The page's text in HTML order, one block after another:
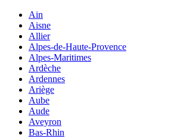
Ain
Aisne
Allier
Alpes-de-Haute-Provence
Alpes-Maritimes
Ardèche
Ardennes
Ariège
Aube
Aude
Aveyron
Bas-Rhin